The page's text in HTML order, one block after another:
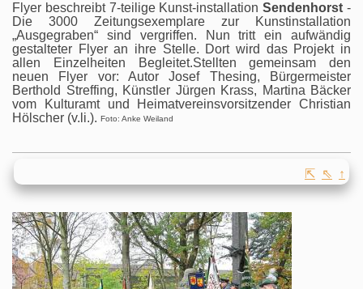
Flyer beschreibt 7-teilige Kunst-installationSendenhorst -
Die 3000 Zeitungsexemplare zur Kunstinstallation
„Ausgegraben“ sind vergriffen. Nun tritt ein aufwändig
gestalteter Flyer an ihre Stelle. Dort wird das Projekt in
allen Einzelheiten Begleitet.Stellten gemeinsam den
neuen Flyer vor: Autor Josef Thesing, Bürgermeister
Berthold Streffing, Künstler Jürgen Krass, Martina Bäcker
vom Kulturamt und Heimatvereinsvorsitzender Christian
Hölscher (v.li.). Foto: Anke Weiland
⇱ ⇖ ↑